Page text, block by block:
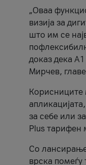
„Оваа
визија за
што им се
доказ дека
Мирчев,
Корисниците
за себе или
Plus тарифен
Со
врска помеѓу